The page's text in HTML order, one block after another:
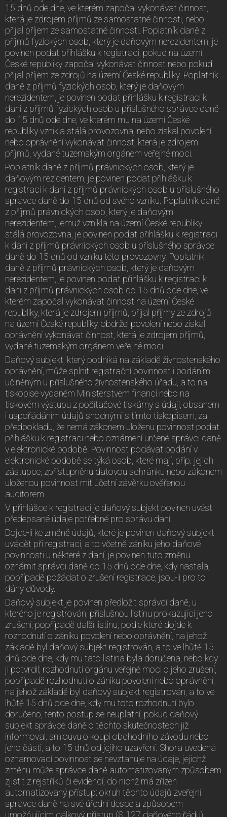
15 dnů ode dne, ve kterém započal vykonávat činnost,
která je zdrojem příjmů ze samostatné činnosti, nebo
přijal příjem ze samostatné činnosti. Poplatník daně z
příjmů fyzických osob, který je daňovým nerezidentem, je
povinen podat přihlášku k registraci, pokud na území
České republiky započal vykonávat činnost nebo pokud
přijal příjem ze zdrojů na území České republiky. Poplatník
daně z příjmů fyzických osob, který je daňovým
nerezidentem, je povinen podat přihlášku k registraci k
dani z příjmů fyzických osob u příslušného správce daně
do 15 dnů ode dne, ve kterém mu na území České
republiky vznikla stálá provozovna, nebo získal povolení
nebo oprávnění vykonávat činnost, která je zdrojem
příjmů, vydané tuzemským orgánem veřejné moci.
Poplatník daně z příjmů právnických osob, který je
daňovým rezidentem, je povinen podat přihlášku k
registraci k dani z příjmů právnických osob u příslušného
správce daně do 15 dnů od svého vzniku. Poplatník daně
z příjmů právnických osob, který je daňovým
nerezidentem, jemuž vznikla na území České republiky
stálá provozovna, je povinen podat přihlášku k registraci
k dani z příjmů právnických osob u příslušného správce
daně do 15 dnů od vzniku této provozovny. Poplatník
daně z příjmů právnických osob, který je daňovým
nerezidentem, je povinen podat přihlášku k registraci k
dani z příjmů právnických osob do 15 dnů ode dne, ve
kterém započal vykonávat činnost na území České
republiky, která je zdrojem příjmů, přijal příjmy ze zdrojů
na území České republiky, obdržel povolení nebo získal
oprávnění vykonávat činnost, která je zdrojem příjmů,
vydané tuzemským orgánem veřejné moci.
Daňový subjekt, který podniká na základě živnostenského
oprávnění, může splnit registrační povinnost i podáním
učiněným u příslušného živnostenského úřadu, a to na
tiskopise vydaném Ministerstvem financí nebo na
tiskovém výstupu z počítačové tiskárny s údaji, obsahem
i uspořádáním údajů shodnými s tímto tiskopisem, za
předpokladu, že nemá zákonem uloženu povinnost podat
přihlášku k registraci nebo oznámení určené správci daně
v elektronické podobě. Povinnost podávat podání v
elektronické podobě se týká osob, které mají, příp. jejich
zástupce, zpřístupněnu datovou schránku nebo zákonem
uloženou povinnost mít účetní závěrku ověřenou
auditorem.
V přihlášce k registraci je daňový subjekt povinen uvést
předepsané údaje potřebné pro správu daní.
Dojde-li ke změně údajů, které je povinen daňový subjekt
uvádět při registraci, a to včetně zániku jeho daňové
povinnosti u některé z daní, je povinen tuto změnu
oznámit správci daně do 15 dnů ode dne, kdy nastala,
popřípadě požádat o zrušení registrace, jsou-li pro to
dány důvody.
Daňový subjekt je povinen předložit správci daně, u
kterého je registrován, příslušnou listinu prokazující jeho
zrušení, popřípadě další listinu, podle které dojde k
rozhodnutí o zániku povolení nebo oprávnění, na jehož
základě byl daňový subjekt registrován, a to ve lhůtě 15
dnů ode dne, kdy mu tato listina byla doručena, nebo kdy
ji potvrdil; rozhodnutí orgánu veřejné moci o jeho zrušení,
popřípadě rozhodnutí o zániku povolení nebo oprávnění,
na jehož základě byl daňový subjekt registrován, a to ve
lhůtě 15 dnů ode dne, kdy mu toto rozhodnutí bylo
doručeno, tento postup se neuplatní, pokud daňový
subjekt správce daně o těchto skutečnostech již
informoval; smlouvu o koupi obchodního závodu nebo
jeho části, a to 15 dnů od jejího uzavření. Shora uvedená
oznamovací povinnost se nevztahuje na údaje, jejichž
změnu může správce daně automatizovaným způsobem
zjistit z rejstříků či evidencí, do nichž má zřízen
automatizovaný přístup; okruh těchto údajů zveřejní
správce daně na své úřední desce a způsobem
umožňujícím dálkový přístup (§ 127 daňového řádu).